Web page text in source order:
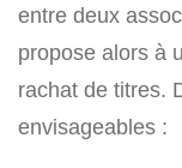
entre deux
propose alors à
rachat de titres.
envisageables :